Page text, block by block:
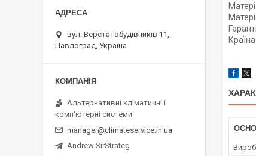
вул. Верстатобудівників 11,
Павлоград, Україна
Альтернативні кліматичні і
комп'ютерні системи
manager@climateservice.in.ua
Andrew SirStrateg